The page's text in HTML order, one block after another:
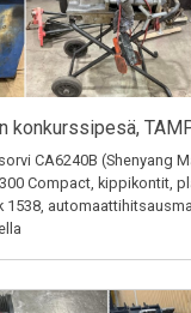
konkurssipesä,
CA6240B (Shenyang
Compact, kippikontit,
1538,